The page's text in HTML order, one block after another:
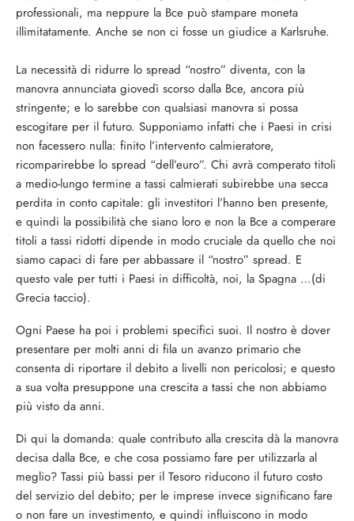
professionali, ma neppure la Bce può stampare moneta
illimitatamente. Anche se non ci fosse un giudice a Karlsruhe.
La necessità di ridurre lo spread “nostro” diventa, con la
manovra annunciata giovedì scorso dalla Bce, ancora più
stringente; e lo sarebbe con qualsiasi manovra si possa
escogitare per il futuro. Supponiamo infatti che i Paesi in crisi
non facessero nulla: finito l’intervento calmieratore,
ricomparirebbe lo spread “dell’euro”. Chi avrà comperato titoli
a medio-lungo termine a tassi calmierati subirebbe una secca
perdita in conto capitale: gli investitori l’hanno ben presente,
e quindi la possibilità che siano loro e non la Bce a comperare
titoli a tassi ridotti dipende in modo cruciale da quello che noi
siamo capaci di fare per abbassare il “nostro” spread. E
questo vale per tutti i Paesi in difficoltà, noi, la Spagna …(di
Grecia taccio).
Ogni Paese ha poi i problemi specifici suoi. Il nostro è dover
presentare per molti anni di fila un avanzo primario che
consenta di riportare il debito a livelli non pericolosi; e questo
a sua volta presuppone una crescita a tassi che non abbiamo
più visto da anni.
Di qui la domanda: quale contributo alla crescita dà la manovra
decisa dalla Bce, e che cosa possiamo fare per utilizzarla al
meglio? Tassi più bassi per il Tesoro riducono il futuro costo
del servizio del debito; per le imprese invece significano fare
o non fare un investimento, e quindi influiscono in modo